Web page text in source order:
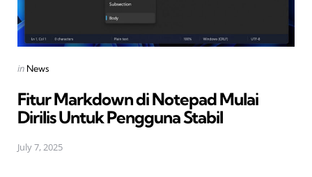
Posted
in News
Fitur Markdown di Notepad Mulai
Dirilis Untuk Pengguna Stabil
July 7, 2025